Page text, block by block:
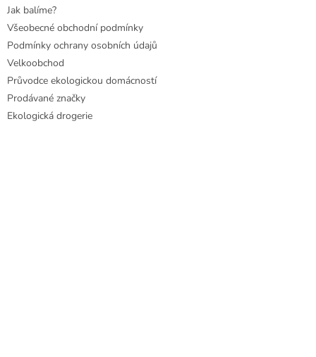
Jak balíme?
Všeobecné obchodní podmínky
Podmínky ochrany osobních údajů
Velkoobchod
Průvodce ekologickou domácností
Prodávané značky
Ekologická drogerie